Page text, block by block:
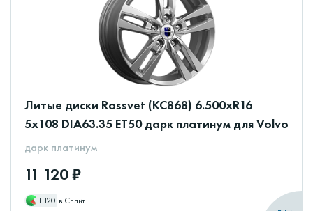
Литые диски Rassvet (КС868) 6.500xR16
5x108 DIA63.35 ET50 дарк платинум для Volvo
дарк платинум
11 120 ₽
11120 в Сплит